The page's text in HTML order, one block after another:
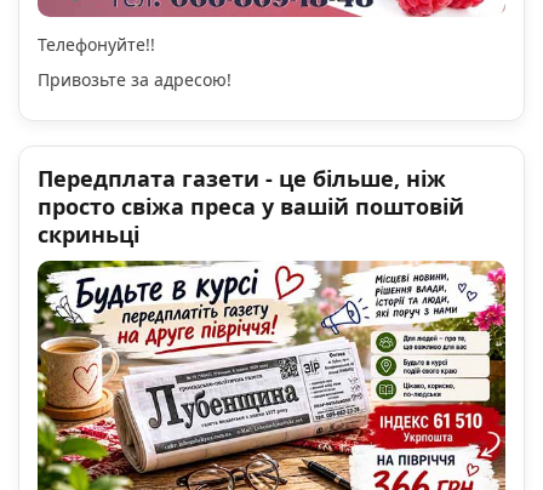
Телефонуйте!!
Привозьте за адресою!
Передплата газети - це більше, ніж
просто свіжа преса у вашій поштовій
скриньці